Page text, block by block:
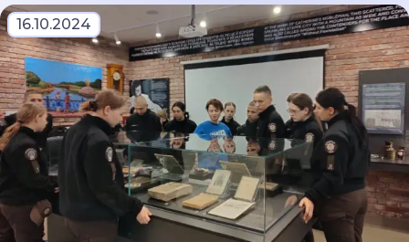
16.10.2024